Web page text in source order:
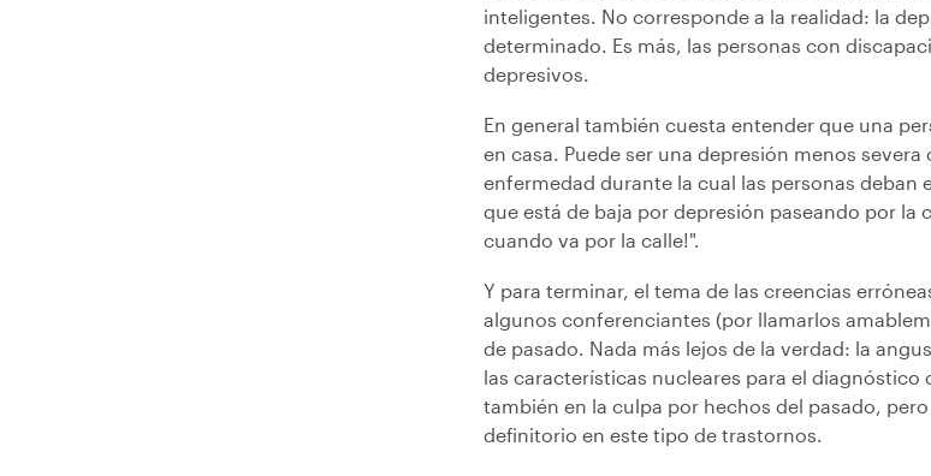
inteligentes. No corresponde a la realidad: la
determinado. Es más, las personas con
depresivos.
En general también cuesta entender que una
en casa. Puede ser una depresión menos
enfermedad durante la cual las personas deban
que está de baja por depresión paseando por la
cuando va por la calle!".
Y para terminar, el tema de las creencias
algunos conferenciantes (por llamarlos
de pasado. Nada más lejos de la verdad: la
las características nucleares para el
también en la culpa por hechos del pasado,
definitorio en este tipo de trastornos.